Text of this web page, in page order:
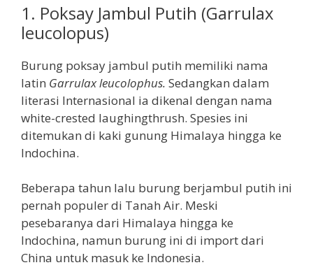
1. Poksay Jambul Putih (Garrulax
leucolopus)
Burung poksay jambul putih memiliki nama
latin Garrulax leucolophus. Sedangkan dalam
literasi Internasional ia dikenal dengan nama
white-crested laughingthrush. Spesies ini
ditemukan di kaki gunung Himalaya hingga ke
Indochina.
Beberapa tahun lalu burung berjambul putih ini
pernah populer di Tanah Air. Meski
pesebaranya dari Himalaya hingga ke
Indochina, namun burung ini di import dari
China untuk masuk ke Indonesia.